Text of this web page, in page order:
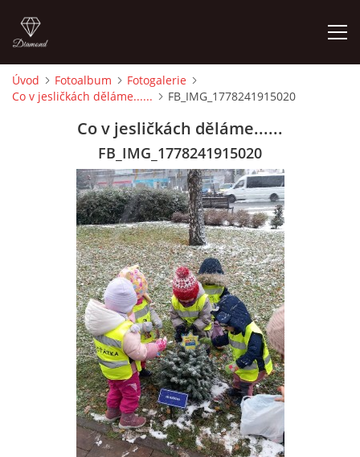
ÚVOD
NAŠE FILOZOFIE
PŘÍSPĚVEK NA PROVOZ DĚTSKÉ SKUPINY
AKTIVITY DĚTÍ
Úvod Fotoalbum
Fotogalerie
Co v jesličkách děláme......
FB_IMG_1778241915020
Co v jesličkách děláme......
FB_IMG_1778241915020